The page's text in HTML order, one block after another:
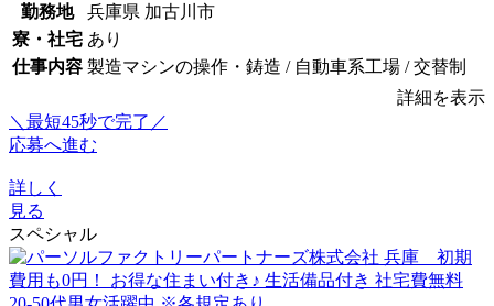
勤務地
兵庫県 加古川市
寮・社宅 あり
仕事内容 製造マシンの操作・鋳造 / 自動車系工場 / 交替制
詳細を表示
＼最短45秒で完了／
応募へ進む
詳しく
見る
スペシャル